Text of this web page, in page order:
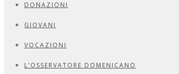
DONAZIONI
GIOVANI
VOCAZIONI
L’OSSERVATORE DOMENICANO